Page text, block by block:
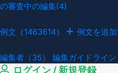
の審査中の編集(4)
例文（1463614） 例文を追
編集者（35） 編集ガイドライン
ログイン / 新規登録